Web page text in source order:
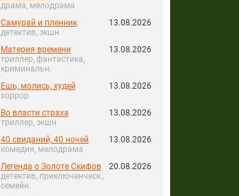
драма, мелодрама
Самурай и пленник
детектив, экшн
13.08.2026
Материя времени
триллер, фантастика,
криминальн.
13.08.2026
Ешь, молись, худей
хоррор
13.08.2026
Во власти страха
триллер, экшн
13.08.2026
40 свиданий, 40 ночей
комедия, мелодрама
13.08.2026
Легенда о Золоте Скифов
детектив, приключенческ.,
семейн.
20.08.2026